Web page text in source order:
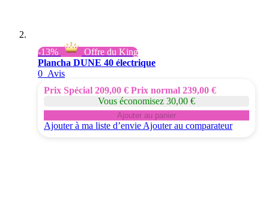
-13%
Offre du King
Plancha DUNE 40 électrique
0 Avis
Prix Spécial 209,00 € Prix normal 239,00 €
Vous économisez 30,00 €
Ajouter au panier
Ajouter à ma liste d’envie Ajouter au comparateur